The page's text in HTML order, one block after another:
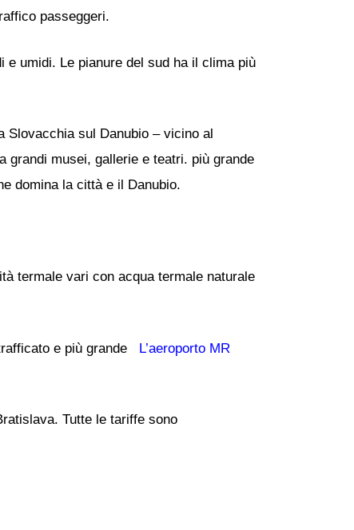
passeggeri.
umidi. Le pianure del sud ha il clima più
sul Danubio – vicino al
grandi musei, gallerie e teatri. più grande
domina la città e il Danubio.
termale vari con acqua termale naturale
e più grande L’aeroporto MR
Tutte le tariffe sono